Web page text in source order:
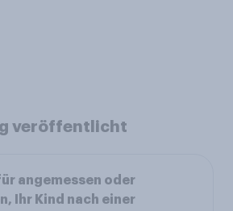
veröffentlicht
angemessen oder
Ihr Kind nach einer